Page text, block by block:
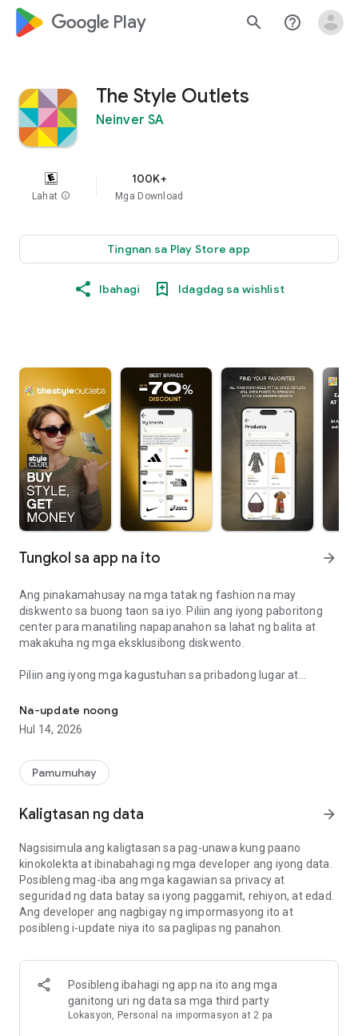
google_logo Play search help_outline
The Style Outlets
Neinver SA
Lahat info
100K+
Mga Download
Tingnan sa Play Store app
Ibahagi Idagdag sa wishlist
Tungkol sa app na ito arrow_forward
Ang pinakamahusay na mga tatak ng fashion na may
diskwento sa buong taon sa iyo. Piliin ang iyong paboritong
center para manatiling napapanahon sa lahat ng balita at
makakuha ng mga eksklusibong diskwento.
Piliin ang iyong mga kagustuhan sa pribadong lugar at
makakaalam tungkol sa mga kaganapan at promosyon ng
iyong mga paboritong brand, ngunit magkakaroon ka rin ng
access sa isang mundo ng mga karanasan sa ibang antas.
Maging miyembro ng Style Club at simulang tamasahin ang
lahat ng mga benepisyong ito:
Mga eksklusibong promosyon at hindi kapani-paniwalang
sa pamamagitan ng pag-scan sa iyong QR code. 1 puntos
para sa bawat € na ginastos.
I-redeem ang iyong mga puntos at makatipid sa
pamamagitan ng pagbabayad gamit ang iyong Style Club
card
Kung mas maraming pakikipag-ugnayan ang gagawin mo,
mas maraming benepisyo ang iyong ia-unlock
At kapag bumisita ka sa aming mga sentro, maaari mong
Na-update noong
Hul 14, 2026
Pamumuhay
Kaligtasan ng data arrow_forward
Nagsisimula ang kaligtasan sa pag-unawa kung paano
kinokolekta at ibinabahagi ng mga developer ang iyong data.
Posibleng mag-iba ang mga kagawian sa privacy at
seguridad ng data batay sa iyong paggamit, rehiyon, at edad.
Ang developer ang nagbigay ng impormasyong ito at
posibleng i-update niya ito sa paglipas ng panahon.
Posibleng ibahagi ng app na ito ang mga
ganitong uri ng data sa mga third party
Lokasyon, Personal na impormasyon at 2 pa